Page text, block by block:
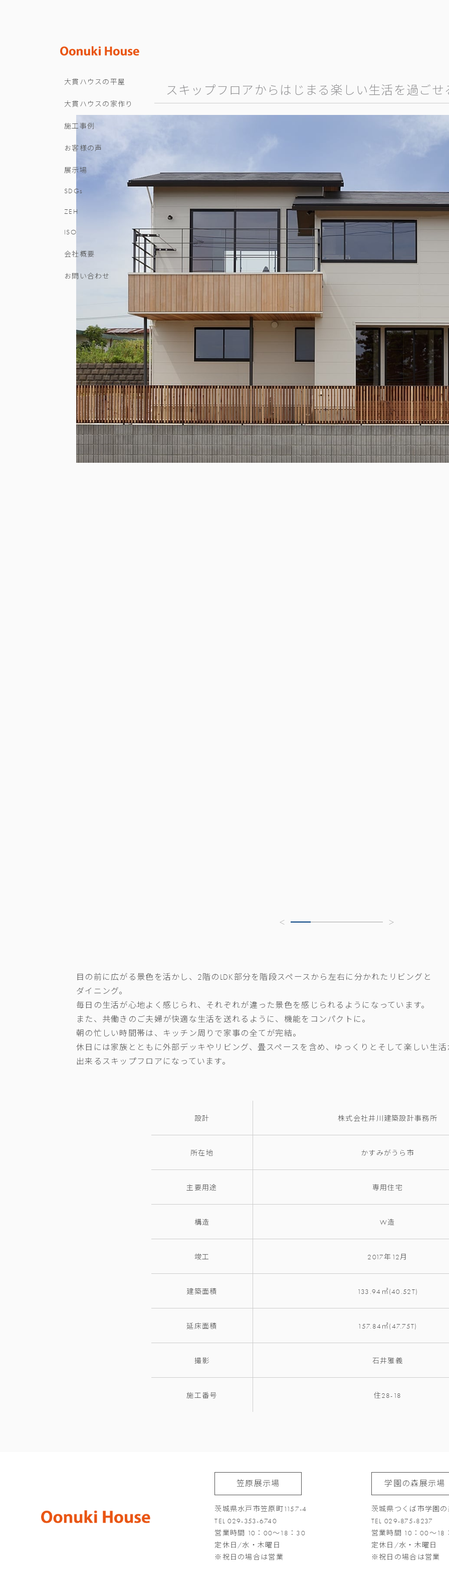
大貫ハウスの平屋
大貫ハウスの家作り
施工事例
お客様の声
展示場
SDGs
ZEH
ISO
会社概要
お問い合わせ
スキップフロアからはじまる楽しい生活を過ごせ
目の前に広がる景色を活かし、2階のLDK部分を階段スペースから左右に分かれたリビングと
ダイニング。
毎日の生活が心地よく感じられ、それぞれが違った景色を感じられるようになっています。
また、共働きのご夫婦が快適な生活を送れるように、機能をコンパクトに。
朝の忙しい時間帯は、キッチン周りで家事の全てが完結。
休日には家族とともに外部デッキやリビング、畳スペースを含め、ゆっくりとそして楽しい生活
出来るスキップフロアになっています。
設計 株式会社井川建築設計事務所
所在地 かすみがうら市
主要用途 専用住宅
構造 W造
竣工 2017年12月
建築面積 133.94㎡(40.52T)
延床面積 157.84㎡(47.75T)
撮影 石井雅義
施工番号 住28-18
笠原展示場
茨城県水戸市笠原町1157-4
TEL 029-353-6740
営業時間 10：00～18：30
定休日/水・木曜日
※祝日の場合は営業
学園の森展示場
茨城県つくば市学園
TEL 029-875-8237
営業時間 10：00～18
定休日/水・木曜日
※祝日の場合は営業